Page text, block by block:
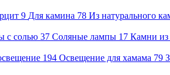
9 Для камина 78 Из натурального
с солью 37 Соляные лампы 17 Камни из
194 Освещение для хамама 79